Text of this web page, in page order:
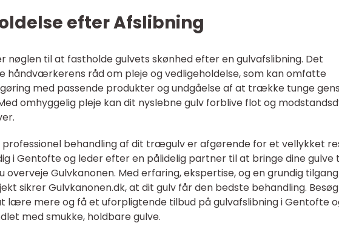
efter Afslibning
nøglen til at fastholde gulvets skønhed efter en gulvafslibning. Det
håndværkerens råd om pleje og vedligeholdelse, som kan omfatte
med passende produkter og undgåelse af at trække tunge
omhyggelig pleje kan dit nyslebne gulv forblive flot og
professionel behandling af dit trægulv er afgørende for et vellykket
i Gentofte og leder efter en pålidelig partner til at bringe dine gulve
overveje Gulvkanonen. Med erfaring, ekspertise, og en grundig
sikrer Gulvkanonen.dk, at dit gulv får den bedste behandling.
lære mere og få et uforpligtende tilbud på gulvafslibning i Gentofte
med smukke, holdbare gulve.